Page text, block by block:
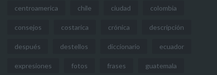
centroamerica chile ciudad colombia
consejos costarica crónica descripción
después destellos diccionario ecuador
expresiones fotos frases guatemala